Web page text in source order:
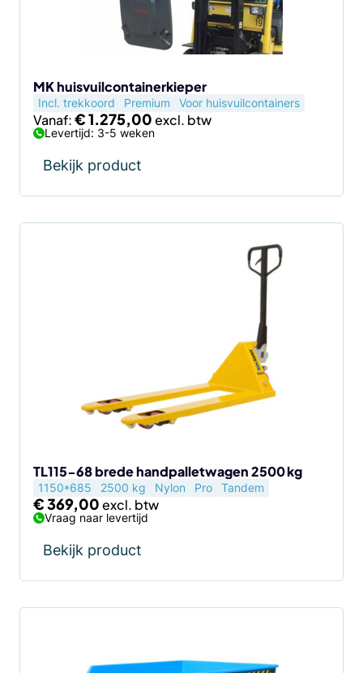
MK huisvuilcontainerkieper
Incl. trekkoord Premium Voor huisvuilcontainers
Vanaf:€1.275,00
Levertijd: 3-5 weken
Bekijk product
de
productpagina
TL115-68 brede handpalletwagen 2500 kg
1150*685 2500 kg Nylon Pro Tandem
€369,00
Vraag naar levertijd
Bekijk product